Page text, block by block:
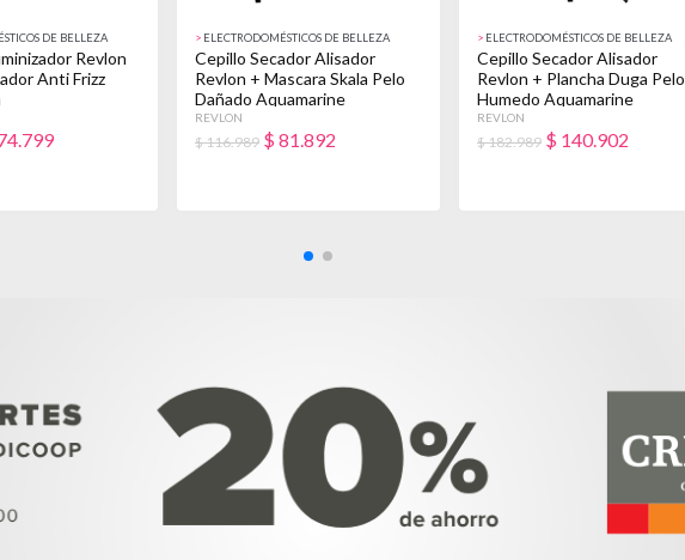
DE BELLEZA
Revlon
Anti Frizz
> ELECTRODOMÉSTICOS DE BELLEZA
Cepillo Secador Alisador
Revlon + Mascara Skala Pelo
Dañado Aquamarine
REVLON
$ 116.989 $ 81.892
> ELECTRODOMÉSTICOS DE BELLEZA
Cepillo Secador Alisador
Revlon + Plancha Duga Pelo
Humedo Aquamarine
REVLON
$ 182.989 $ 140.902